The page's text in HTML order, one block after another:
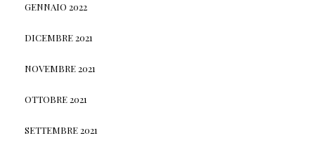
GENNAIO 2022
DICEMBRE 2021
NOVEMBRE 2021
OTTOBRE 2021
SETTEMBRE 2021